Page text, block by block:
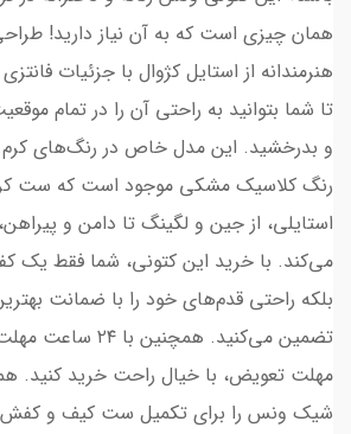
همان چیزی است که به آن نیاز دارید!
هنرمندانه از استایل کژوال با جزئیات
تا شما بتوانید به راحتی آن را در تمام
و بدرخشید. این مدل خاص در رنگ‌های کرم
رنگ کلاسیک مشکی موجود است که ست
استایلی، از جین و لگینگ تا دامن و
می‌کند. با خرید این کتونی، شما فقط یک
بلکه راحتی قدم‌های خود را با ضمانت
مهلت تعویض، با خیال راحت خرید کنید.
شیک ونس را برای تکمیل ست کیف و کفش